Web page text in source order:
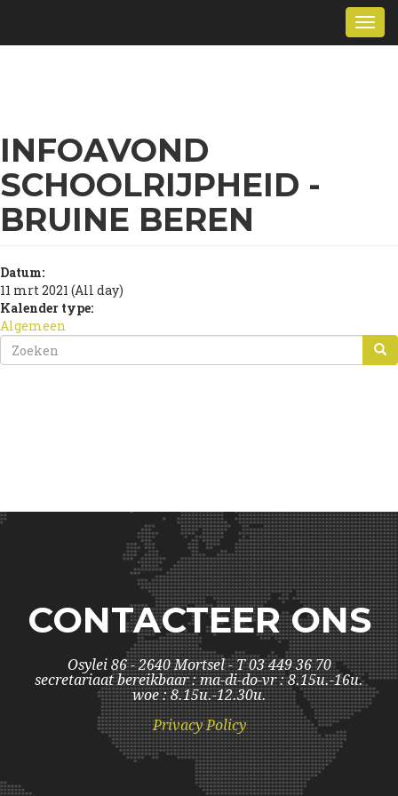
naar
INFOAVOND
SCHOOLRIJPHEID -
BRUINE BEREN
Datum:
11 mrt 2021 (All day)
Kalender type:
Algemeen
ZOEKVELD
CONTACTEER ONS
Osylei 86 - 2640 Mortsel - T 03 449 36 70
secretariaat bereikbaar : ma-di-do-vr : 8.15u.-16u.
woe : 8.15u.-12.30u.
Privacy Policy